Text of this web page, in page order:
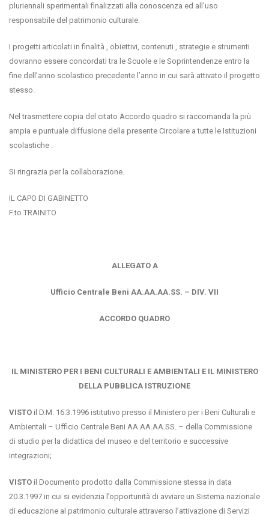
pluriennali sperimentali finalizzati alla conoscenza ed all’uso
responsabile del patrimonio culturale.
I progetti articolati in finalità , obiettivi, contenuti , strategie e strumenti
dovranno essere concordati tra le Scuole e le Soprintendenze entro la
fine dell’anno scolastico precedente l’anno in cui sarà attivato il progetto
stesso.
Nel trasmettere copia del citato Accordo quadro si raccomanda la più
ampia e puntuale diffusione della presente Circolare a tutte le Istituzioni
scolastiche .
Si ringrazia per la collaborazione.
IL CAPO DI GABINETTO
F.to TRAINITO
ALLEGATO A
Ufficio Centrale Beni AA.AA.AA.SS. – DIV. VII
ACCORDO QUADRO
IL MINISTERO PER I BENI CULTURALI E AMBIENTALI E IL MINISTERO
DELLA PUBBLICA ISTRUZIONE
VISTO il D.M. 16.3.1996 istitutivo presso il Ministero per i Beni Culturali e
Ambientali – Ufficio Centrale Beni AA.AA.AA.SS. – della Commissione
di studio per la didattica del museo e del territorio e successive
integrazioni;
VISTO il Documento prodotto dalla Commissione stessa in data
20.3.1997 in cui si evidenzia l’opportunità di avviare un Sistema nazionale
di educazione al patrimonio culturale attraverso l’attivazione di Servizi